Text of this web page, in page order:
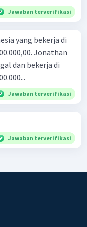
Jawaban terverifikasi
yang bekerja di
Jonathan
dan bekerja di
Jawaban terverifikasi
Jawaban terverifikasi